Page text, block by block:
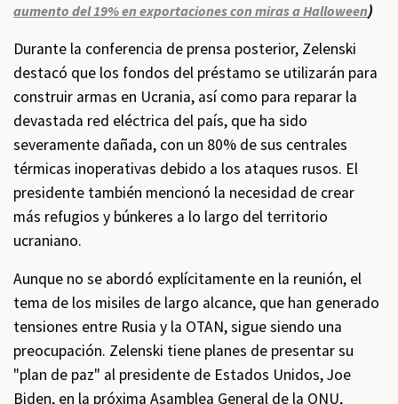
aumento del 19% en exportaciones con miras a Halloween)
Durante la conferencia de prensa posterior, Zelenski
destacó que los fondos del préstamo se utilizarán para
construir armas en Ucrania, así como para reparar la
devastada red eléctrica del país, que ha sido
severamente dañada, con un 80% de sus centrales
térmicas inoperativas debido a los ataques rusos. El
presidente también mencionó la necesidad de crear
más refugios y búnkeres a lo largo del territorio
ucraniano.
Aunque no se abordó explícitamente en la reunión, el
tema de los misiles de largo alcance, que han generado
tensiones entre Rusia y la OTAN, sigue siendo una
preocupación. Zelenski tiene planes de presentar su
"plan de paz" al presidente de Estados Unidos, Joe
Biden, en la próxima Asamblea General de la ONU,